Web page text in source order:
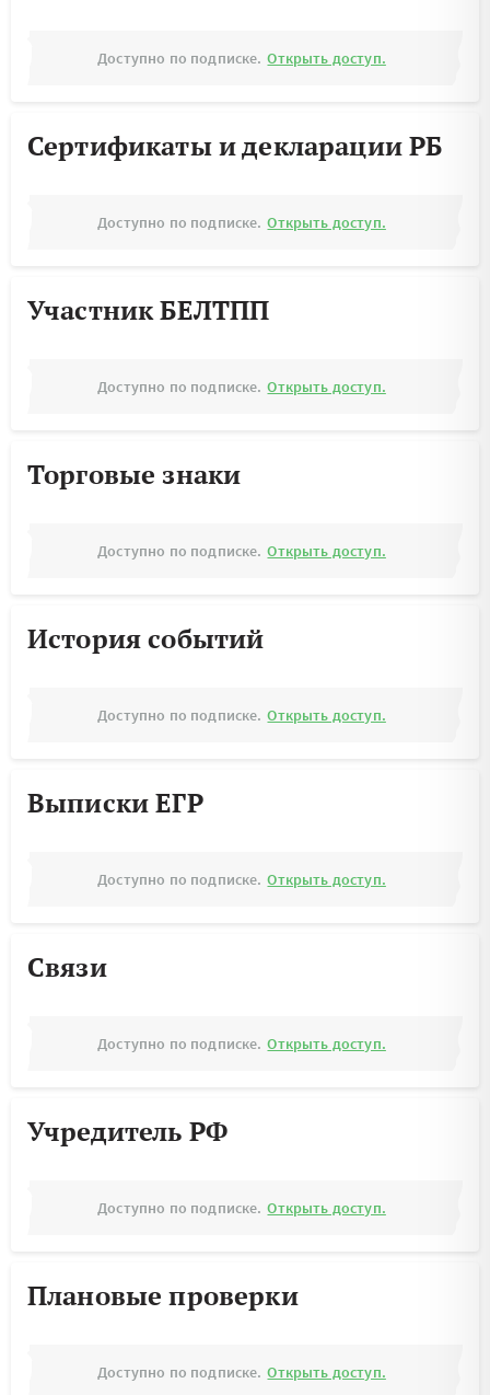
Доступно по подписке. Открыть доступ.
Сертификаты и декларации РБ
Доступно по подписке. Открыть доступ.
Участник БЕЛТПП
Доступно по подписке. Открыть доступ.
Торговые знаки
Доступно по подписке. Открыть доступ.
История событий
Доступно по подписке. Открыть доступ.
Выписки ЕГР
Доступно по подписке. Открыть доступ.
Связи
Доступно по подписке. Открыть доступ.
Учредитель РФ
Доступно по подписке. Открыть доступ.
Плановые проверки
Доступно по подписке. Открыть доступ.